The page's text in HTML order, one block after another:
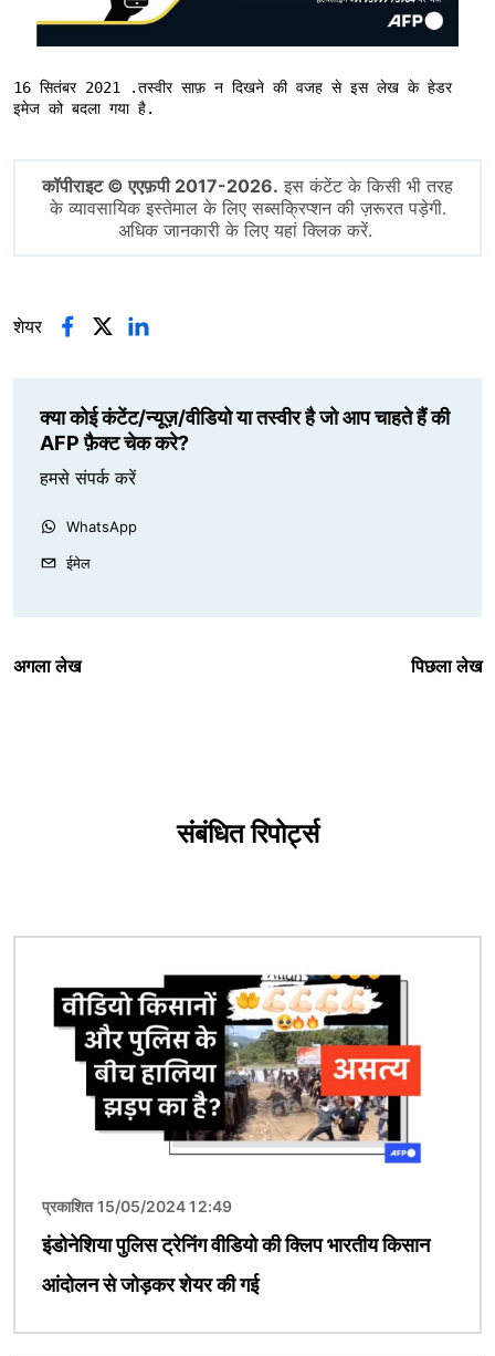
16 सितंबर 2021 .तस्वीर साफ़ न दिखने की वजह से इस लेख के हेडर
इमेज को बदला गया है.
कॉपीराइट © एएफ़पी 2017-2026. इस कंटेंट के किसी भी तरह
के व्यावसायिक इस्तेमाल के लिए सब्सक्रिप्शन की ज़रूरत पड़ेगी.
अधिक जानकारी के लिए यहां क्लिक करें.
शेयर
क्या कोई कंटेंट/न्यूज़/वीडियो या तस्वीर है जो आप चाहते हैं की
AFP फ़ैक्ट चेक करे?
हमसे संपर्क करें
WhatsApp
ईमेल
अगला लेख पिछला लेख
संबंधित रिपोर्ट्स
प्रकाशित 15/05/2024 12:49
इंडोनेशिया पुलिस ट्रेनिंग वीडियो की क्लिप भारतीय किसान
आंदोलन से जोड़कर शेयर की गई